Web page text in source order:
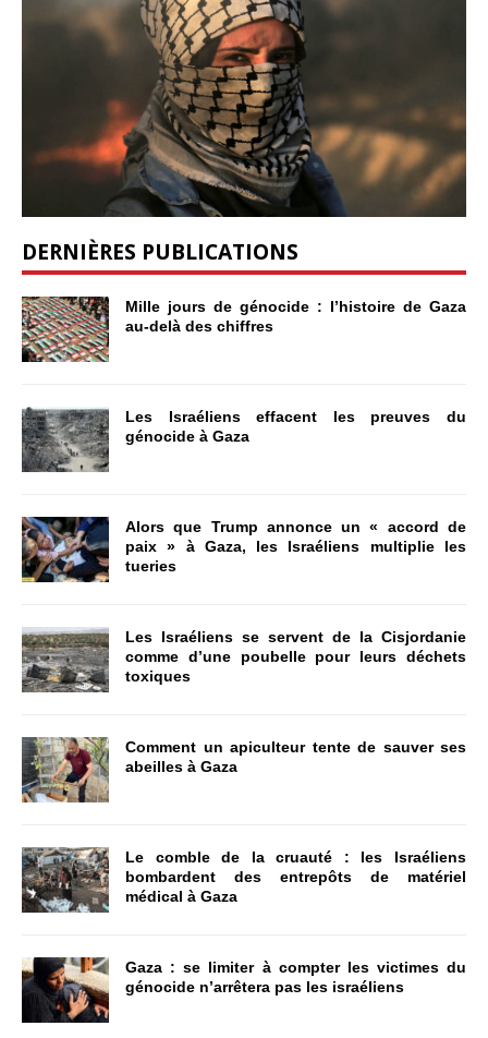
DERNIÈRES PUBLICATIONS
Mille jours de génocide : l’histoire de Gaza
au-delà des chiffres
Les Israéliens effacent les preuves du
génocide à Gaza
Alors que Trump annonce un « accord de
paix » à Gaza, les Israéliens multiplie les
tueries
Les Israéliens se servent de la Cisjordanie
comme d’une poubelle pour leurs déchets
toxiques
Comment un apiculteur tente de sauver ses
abeilles à Gaza
Le comble de la cruauté : les Israéliens
bombardent des entrepôts de matériel
médical à Gaza
Gaza : se limiter à compter les victimes du
génocide n’arrêtera pas les israéliens